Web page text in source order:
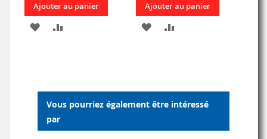
Ajouter au panier
AJOUTER
D’ENVIE
Ajouter au panier
AJOUTER
D’ENVIE
Vous pourriez également être intéressé
par